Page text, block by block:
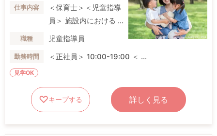
仕事内容
＜保育士＞＜児童指導
員＞ 施設内における ...
職種 児童指導員
勤務時間 ＜正社員＞ 10:00-19:00 ＜ ...
見学OK
キープする 詳しく見る